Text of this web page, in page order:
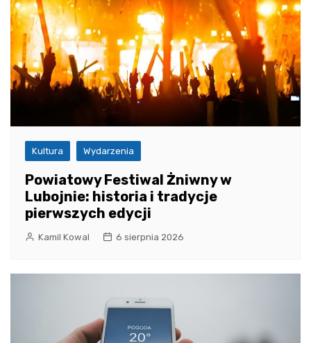
Kultura Wydarzenia
Powiatowy Festiwal Żniwny w
Lubojnie: historia i tradycje
pierwszych edycji
Kamil Kowal 6 sierpnia 2026